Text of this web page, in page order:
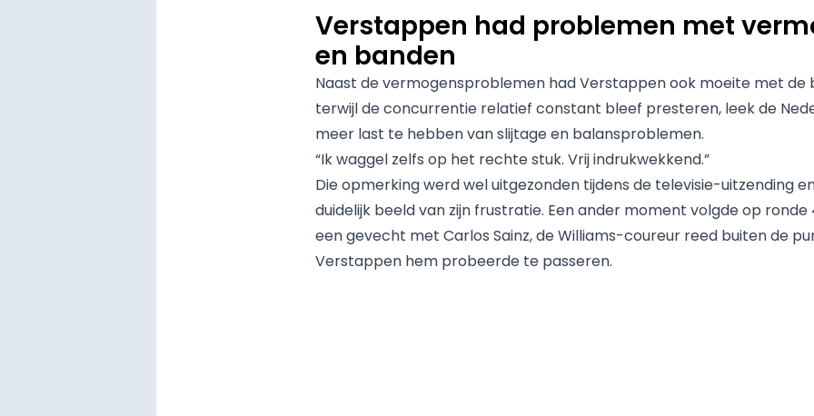
Verstappen had problemen met
en banden
Naast de vermogensproblemen had Verstappen ook moeite met de
terwijl de concurrentie relatief constant bleef presteren, leek de
meer last te hebben van slijtage en balansproblemen.
“Ik waggel zelfs op het rechte stuk. Vrij indrukwekkend.”
Die opmerking werd wel uitgezonden tijdens de televisie-uitzending
duidelijk beeld van zijn frustratie. Een ander moment volgde op ronde
een gevecht met Carlos Sainz, de Williams-coureur reed buiten de
Verstappen hem probeerde te passeren.